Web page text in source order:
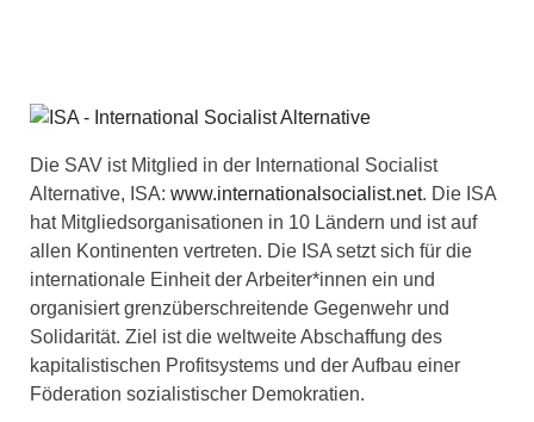
Die SAV ist Mitglied in der International Socialist
Alternative, ISA: www.internationalsocialist.net. Die ISA
hat Mitgliedsorganisationen in 10 Ländern und ist auf
allen Kontinenten vertreten. Die ISA setzt sich für die
internationale Einheit der Arbeiter*innen ein und
organisiert grenzüberschreitende Gegenwehr und
Solidarität. Ziel ist die weltweite Abschaffung des
kapitalistischen Profitsystems und der Aufbau einer
Föderation sozialistischer Demokratien.